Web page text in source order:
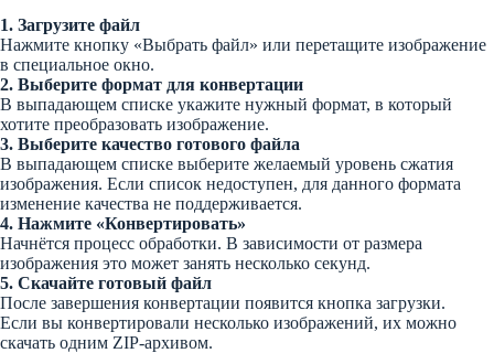
1. Загрузите файл
Нажмите кнопку «Выбрать файл» или перетащите изображение
в специальное окно.
2. Выберите формат для конвертации
В выпадающем списке укажите нужный формат, в который
хотите преобразовать изображение.
3. Выберите качество готового файла
В выпадающем списке выберите желаемый уровень сжатия
изображения. Если список недоступен, для данного формата
изменение качества не поддерживается.
4. Нажмите «Конвертировать»
Начнётся процесс обработки. В зависимости от размера
изображения это может занять несколько секунд.
5. Скачайте готовый файл
После завершения конвертации появится кнопка загрузки.
Если вы конвертировали несколько изображений, их можно
скачать одним ZIP-архивом.